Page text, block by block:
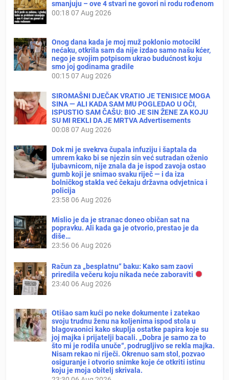
smanjuju – ove 4 stvari ne govori ni rodu rođenom
00:18 07 Aug 2026
Onog dana kada je moj muž poklonio motocikl
nećaku, otkrila sam da nije izdao samo našu kćer,
nego je svojim potpisom ukrao budućnost koju
smo joj godinama gradile
00:1507 Aug 2026
SIROMAŠNI DJEČAK VRATIO JE TENISICE MOGA
SINA — ALI KADA SAM MU POGLEDAO U OČI,
ISPUSTIO SAM ČAŠU: BIO JE SIN ŽENE ZA KOJU
SU MI REKLI DA JE MRTVA Advertisements
00:08 07 Aug 2026
Dok mi je svekrva čupala infuziju i šaptala da
umrem kako bi se njezin sin već sutradan oženio
ljubavnicom, nije znala da je ispod zavoja ostao
gumb koji je snimao svaku riječ — i da iza
bolničkog stakla već čekaju državna odvjetnica i
policija
23:58 06 Aug 2026
Mislio je da je stranac doneo običan sat na
popravku. Ali kada ga je otvorio, prestao je da
diše…
23:56 06 Aug 2026
Račun za „besplatnu“ baku: Kako sam zaovi
priredila večeru koju nikada neće zaboraviti
23:40 06 Aug 2026
Otišao sam kući po neke dokumente i zatekao
svoju trudnu ženu na koljenima ispod stola u
blagovaonici kako skuplja ostatke papira koje su
joj majka i prijatelji bacali. „Dobra je samo za to
što mi je rodila unuče“, podrugljivo se rekla majka.
Nisam rekao ni riječi. Okrenuo sam stol, pozvao
osiguranje i otvorio snimke koje će otkriti istinu
koju je moja obitelj skrivala.